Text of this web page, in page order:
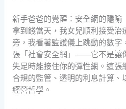
新手爸爸的覺醒：安全網的隱喻
拿到錢當天，我女兒順利接受治
旁，我看著監護儀上跳動的數字
張「社會安全網」——它不是讓
失足時能接住你的彈性網。這張
合規的監管、透明的利息計算、
經營哲學。